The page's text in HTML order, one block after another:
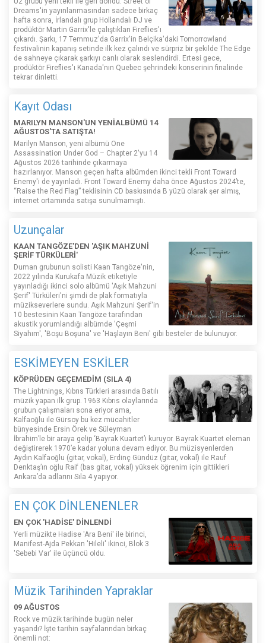
Dreams'in yayınlanmasından sadece birkaç
hafta sonra, İrlandalı grup Hollandalı DJ ve
prodüktör Martin Garrix'le çalıştıkları Fireflies'ı
çıkardı. Şarkı, 17 Temmuz'da Garrix'in Belçika'daki Tomorrowland
festivalinin kapanış setinde ilk kez çalındı ​​ve sürpriz bir şekilde The Edge
de sahneye çıkarak şarkıyı canlı olarak seslendirdi. Ertesi gece,
prodüktör Fireflies'ı Kanada'nın Quebec şehrindeki konserinin finalinde
tekrar dinletti.
Kayıt Odası
MARILYN MANSON'UN YENİALBÜMÜ 14
AĞUSTOS'TA SATIŞTA!
Marilyn Manson, yeni albümü One
Assassination Under God – Chapter 2'yu 14
Ağustos 2026 tarihinde çıkarmaya
hazırlanıyor. Manson geçen hafta albümden ikinci tekli Front Toward
Enemy'i de yayınladı. Front Toward Enemy daha önce Ağustos 2024’te,
“Raise the Red Flag” teklisinin CD baskısında B yüzü olarak şer almış,
internet ortamında satışa sunulmamıştı.
Uzunçalar
KAAN TANGÖZE'DEN 'AŞIK MAHZUNİ
ŞERİF TÜRKÜLERİ'
Duman grubunun solisti Kaan Tangöze'nin,
2022 yılında Kurukafa Müzik etiketiyle
yayınladığı ikinci solo albümü 'Aşık Mahzuni
Şerif' Türküleri'ni şimdi de plak formatıyla
müzikseverlere sundu. Aşık Mahzuni Şerif'in
10 bestesinin Kaan Tangöze tarafından
akustik yorumlandığı albümde 'Çeşmi
Siyahım', 'Boşu Boşuna' ve 'Haşlayın Beni' gibi besteler de bulunuyor.
ESKİMEYEN ESKİLER
KÖPRÜDEN GEÇEMEDİM (SILA 4)
The Lightnings, Kıbrıs Türkleri arasında Batılı
müzik yapan ilk grup. 1963 Kıbrıs olaylarında
grubun çalışmaları sona eriyor ama,
Kalfaoğlu ile Gürsoy bu kez mücahitler
bünyesinde Ersin Örek ve Süleyman
İbrahim’le bir araya gelip ‘Bayrak Kuartet’i kuruyor. Bayrak Kuartet eleman
değiştirerek 1970’e kadar yoluna devam ediyor. Bu müzisyenlerden
Aydın Kalfaoğlu (gitar, vokal), Erdinç Gündüz (gitar, vokal) ile Rauf
Denktaş’ın oğlu Raif (bas gitar, vokal) yüksek öğrenim için gittikleri
Ankara’da adlarını Sıla 4 yapıyor.
EN ÇOK DİNLENENLER
EN ÇOK 'HADİSE' DİNLENDİ
Yerli müzikte Hadise 'Ara Beni' ile birinci,
Manifest-Ajda Pekkan 'Hileli' ikinci, Blok 3
'Sebebi Var' ile üçüncü oldu.
Müzik Tarihinden Yapraklar
09 AĞUSTOS
Rock ve müzik tarihinde bugün neler
yaşandı? İşte tarihin sayfalarından birkaç
önemli not: